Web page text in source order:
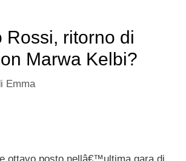
Rossi, ritorno di
Marwa Kelbi?
Emma